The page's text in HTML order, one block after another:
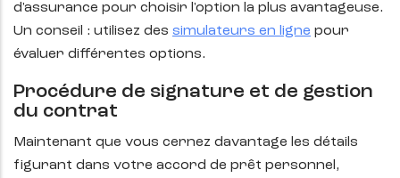
d'assurance pour choisir l'option la plus avantageuse.
Un conseil : utilisez des simulateurs en ligne pour
évaluer différentes options.
Procédure de signature et de gestion
du contrat
Maintenant que vous cernez davantage les détails
figurant dans votre accord de prêt personnel,